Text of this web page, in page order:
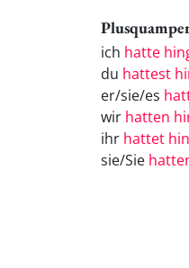
ich hatte
du hattest
er/sie/es
wir hatten
ihr hattet
sie/Sie